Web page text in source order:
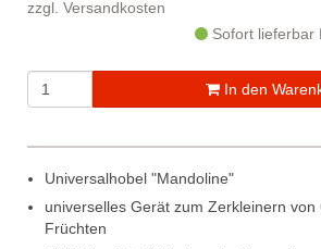
zzgl. Versandkosten
Sofort lieferbar
In den
Universalhobel "Mandoline"
universelles Gerät zum Zerkleinern von
Früchten